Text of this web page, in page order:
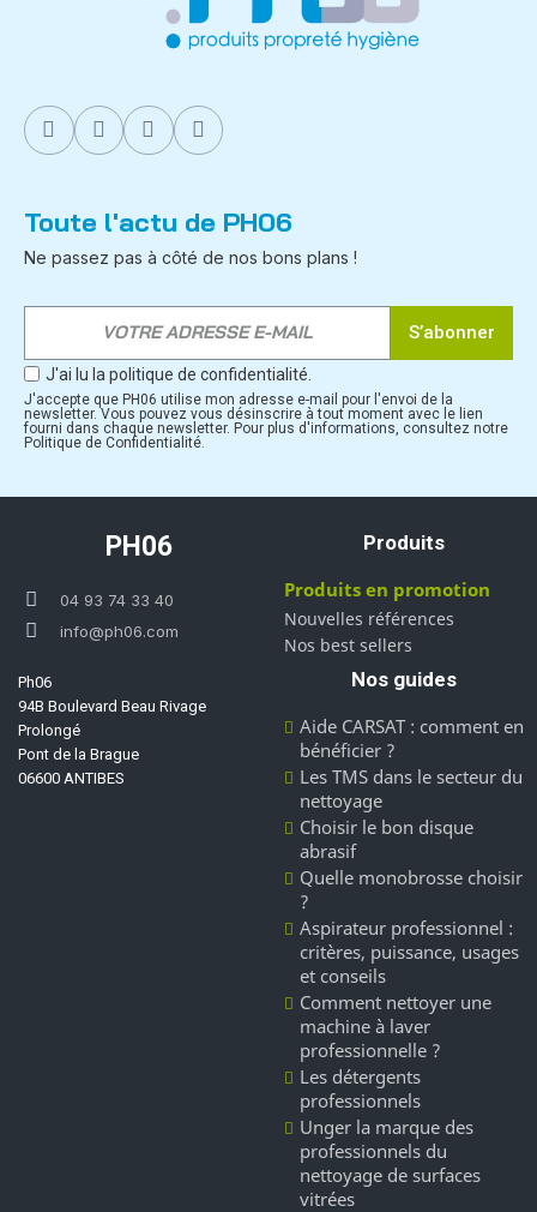
Toute l'actu de PH06
Ne passez pas à côté de nos bons plans !
S’abonner
J'ai lu la politique de confidentialité.
J'accepte que PH06 utilise mon adresse e-mail pour l'envoi de la
newsletter. Vous pouvez vous désinscrire à tout moment avec le lien
fourni dans chaque newsletter. Pour plus d'informations, consultez notre
Politique de Confidentialité.
PH06
04 93 74 33 40
info@ph06.com
Ph06
94B Boulevard Beau Rivage
Prolongé
Pont de la Brague
06600 ANTIBES
Produits
Produits en promotion
Nouvelles références
Nos best sellers
Nos guides
Aide CARSAT : comment en
bénéficier ?
Les TMS dans le secteur du
nettoyage
Choisir le bon disque
abrasif
Quelle monobrosse choisir
?
Aspirateur professionnel :
critères, puissance, usages
et conseils
Comment nettoyer une
machine à laver
professionnelle ?
Les détergents
professionnels
Unger la marque des
professionnels du
nettoyage de surfaces
vitrées